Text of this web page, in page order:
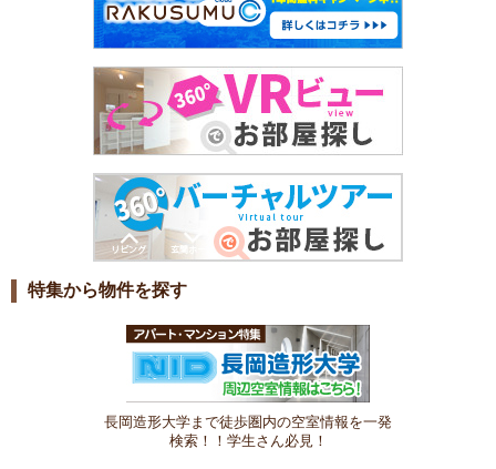
特集から物件を探す
長岡造形大学まで徒歩圏内の空室情報を一発
検索！！学生さん必見！